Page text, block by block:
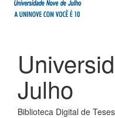
Julho
Biblioteca Digital de